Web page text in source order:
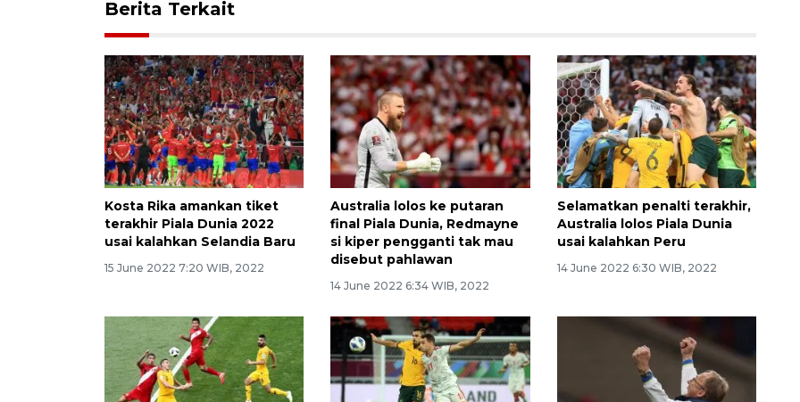
Berita Terkait
Kosta Rika amankan tiket
terakhir Piala Dunia 2022
usai kalahkan Selandia Baru
15 June 2022 7:20 WIB, 2022
Australia lolos ke putaran
final Piala Dunia, Redmayne
si kiper pengganti tak mau
disebut pahlawan
14 June 2022 6:34 WIB, 2022
Selamatkan penalti terakhir,
Australia lolos Piala Dunia
usai kalahkan Peru
14 June 2022 6:30 WIB, 2022